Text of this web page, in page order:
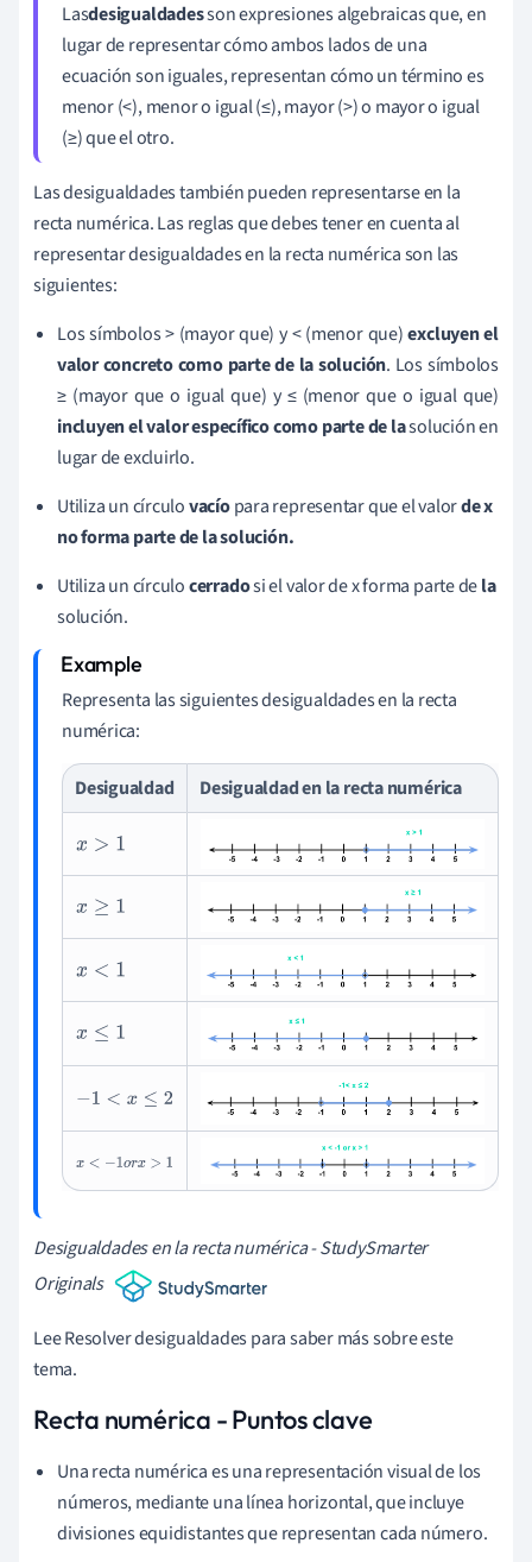
Lasdesigualdadesson expresiones algebraicas que, en
lugar de representar cómo ambos lados de una
ecuación son iguales, representan cómo un término es
menor (<), menor o igual (≤), mayor (>) o mayor o igual
(≥) que el otro.
Las desigualdades también pueden representarse en la
recta numérica. Las reglas que debes tener en cuenta al
representar desigualdades en la recta numérica son las
siguientes:
Los símbolos > (mayor que) y < (menor que)excluyen el
valor concreto como parte de la solución. Los símbolos
≥ (mayor que o igual que) y ≤ (menor que o igual que)
incluyen el valor específico como parte de lasolución en
lugar de excluirlo.
Utiliza un círculovacíopara representar que el valorde x
no forma parte de la solución.
Utiliza un círculocerradosi el valor de x forma parte dela
solución.
Representa las siguientes desigualdades en la recta
numérica:
Desigualdad Desigualdad en la recta numérica
x> 1
x≥ 1
x< 1
x≤ 1
-1< x≤2
x<-1orx>1
Desigualdades en la recta numérica - StudySmarter
Originals
Lee Resolver desigualdades para saber más sobre este
tema.
Recta numérica - Puntos clave
Una recta numérica es una representación visual de los
números, mediante una línea horizontal, que incluye
divisiones equidistantes que representan cada número.